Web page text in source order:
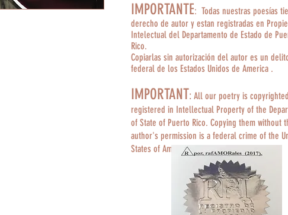
IMPORTANTE: Todas nuestras poesías
derecho de autor y estan registradas en
Intelectual del Departamento de Estado de
Rico.
Copiarlas sin autorización del autor es un
federal de los Estados Unidos de America .
IMPORTANT: All our poetry is
registered in Intellectual Property of the
of State of Puerto Rico. Copying them without
author's permission is a federal crime of the
States of America.